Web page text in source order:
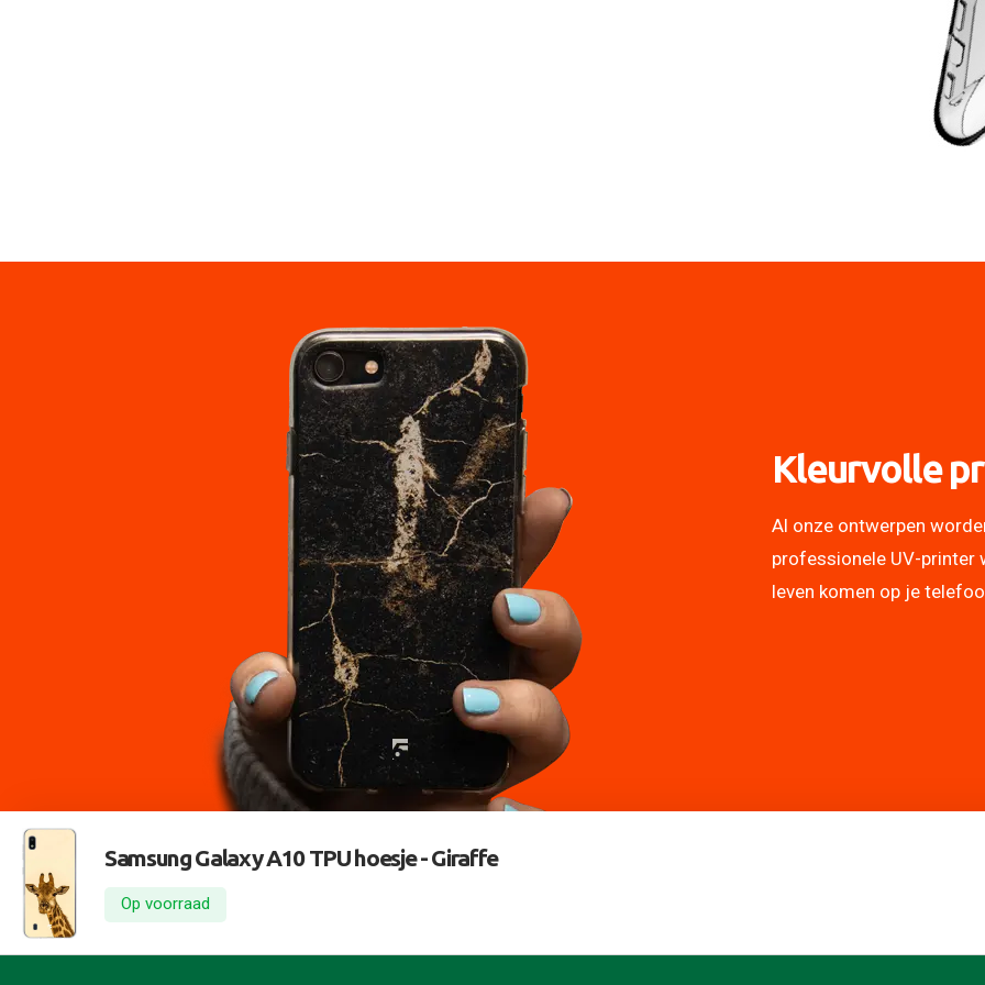
Kleurvolle
Al onze ontwerpen
professionele UV-printer
leven komen op je
Samsung Galaxy A10 TPU hoesje -Giraffe
Op voorraad